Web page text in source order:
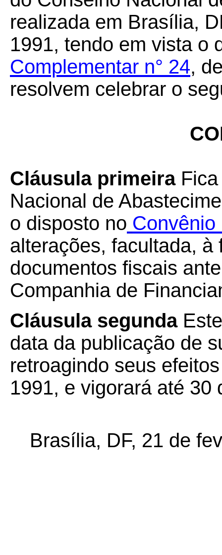
realizada em Brasília,
1991, tendo em vista o
Complementar n° 24,
resolvem celebrar o
Cláusula primeiraFica
Nacional de
o disposto no Convênio
alterações, facultada,
documentos fiscais
Companhia de
Cláusula segunda
data da publicação de
retroagindo seus
1991, e vigorará até 30
Brasília, DF, 21 de